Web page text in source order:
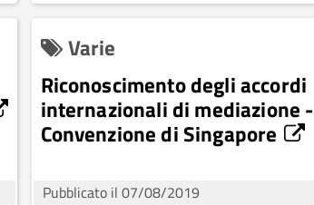
Varie
Riconoscimento degli accordi
internazionali di mediazione -
Convenzione di Singapore
Pubblicato il 07/08/2019